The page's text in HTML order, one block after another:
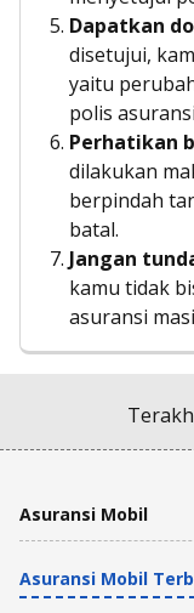
Dapatkan
disetujui,
yaitu
polis
Perhatikan
dilakukan
berpindah
batal.
Jangan
kamu tidak
asuransi
Asuransi Mobil
Asuransi Mobil